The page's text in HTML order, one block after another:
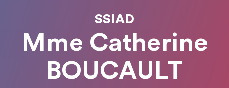
SSIAD
Mme Catherine
BOUCAULT